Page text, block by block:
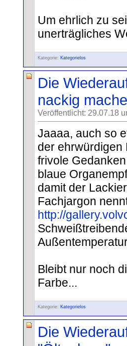
Um ehrlich zu
unerträgliches
Kategorie: Kategorielos
Die
nackig
Veröffentlicht: 29.07.18
Jaaaa, auch so
der ehrwürdigen
frivole
blaue
damit der
Fachjargon
http://
Bleibt nur noch
Farbe...
Kategorie: Kategorielos
Die